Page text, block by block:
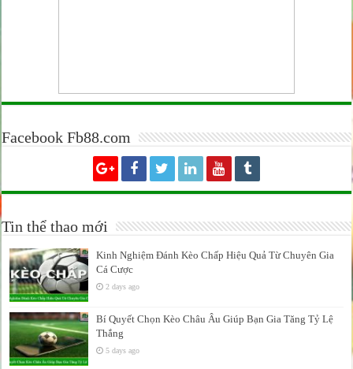
Facebook Fb88.com
Tin thể thao mới
Kinh Nghiệm Đánh Kèo Chấp Hiệu Quả Từ Chuyên Gia
Cá Cược
2 days ago
Bí Quyết Chọn Kèo Châu Âu Giúp Bạn Gia Tăng Tỷ Lệ
Thắng
5 days ago